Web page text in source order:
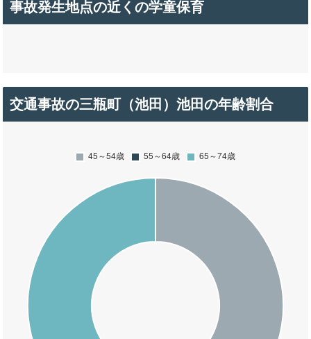
事故発生地点の近くの学童保育
交通事故の三瓶町（池田）池田の年齢割合